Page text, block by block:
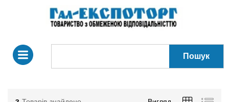
Пошук